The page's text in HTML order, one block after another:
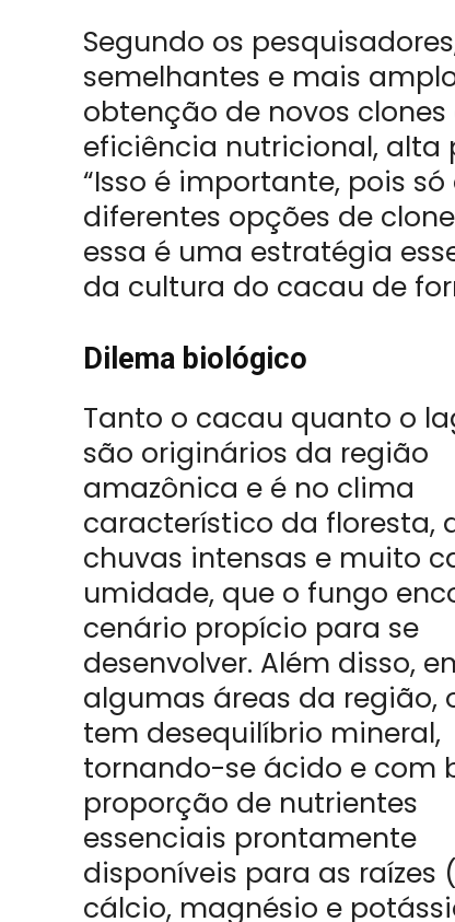
Segundo os
semelhantes e mais
obtenção de novos
eficiência nutricional, alta
“Isso é importante, pois
diferentes opções de
essa é uma estratégia
da cultura do cacau de
Dilema biológico
Tanto o cacau quanto o
são originários da região
amazônica e é no clima
característico da floresta,
chuvas intensas e muito
umidade, que o fungo
cenário propício para se
desenvolver. Além disso,
algumas áreas da região,
tem desequilíbrio mineral,
tornando-se ácido e com
proporção de nutrientes
essenciais prontamente
disponíveis para as raízes
cálcio, magnésio e